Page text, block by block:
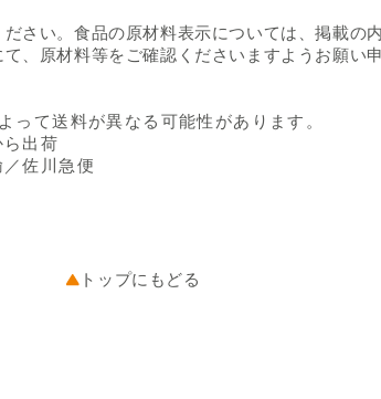
さい。食品の原材料表示については、掲載の
、原材料等をご確認くださいますようお願い
って送料が異なる可能性があります。
ら出荷
佐川急便
トップにもどる